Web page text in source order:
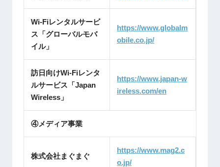
Wi-Fiレンタルサービ
ス「グローバルモバ
イル」
https://www.globalm
obile.co.jp/
訪日向けWi-Fiレンタ
ルサービス「Japan
Wireless」
https://www.japan-w
ireless.com/en
④メディア事業
株式会社まぐまぐ
https://www.mag2.c
o.jp/